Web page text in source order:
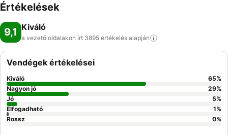
Értékelések
9,1 Kiváló
a vezető oldalakon írt 3895 értékelés alapján
Vendégek értékelései
Kiváló 65%
Nagyon jó
29%
Jó
5%
Elfogadható
1%
Rossz
0%